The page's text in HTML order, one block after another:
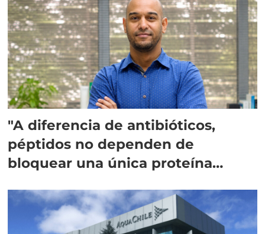
"A diferencia de antibióticos,
péptidos no dependen de
bloquear una única proteína